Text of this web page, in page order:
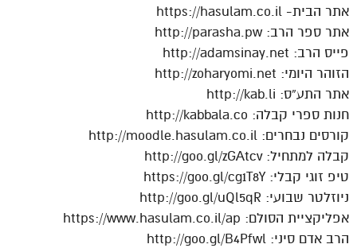
אתר הבית- https://hasulam.co.il
אתר ספר הרב: http://parasha.pw
פייס הרב: http://adamsinay.net
הזוהר היומי: http://zoharyomi.net
אתר התע”ס: http://kab.li
חנות ספרי קבלה: http://kabbala.co
קורסים נבחרים: http://moodle.hasulam.co.il
קבלה למתחיל: http://goo.gl/zGAtcv
טיפ זוגי קבלי: https://goo.gl/cg1T8Y
ניוזלטר שבועי: http://goo.gl/uQl5qR
אפליקציית הסולם: https://www.hasulam.co.il/ap
הרב אדם סיני: http://goo.gl/B4Pfwl